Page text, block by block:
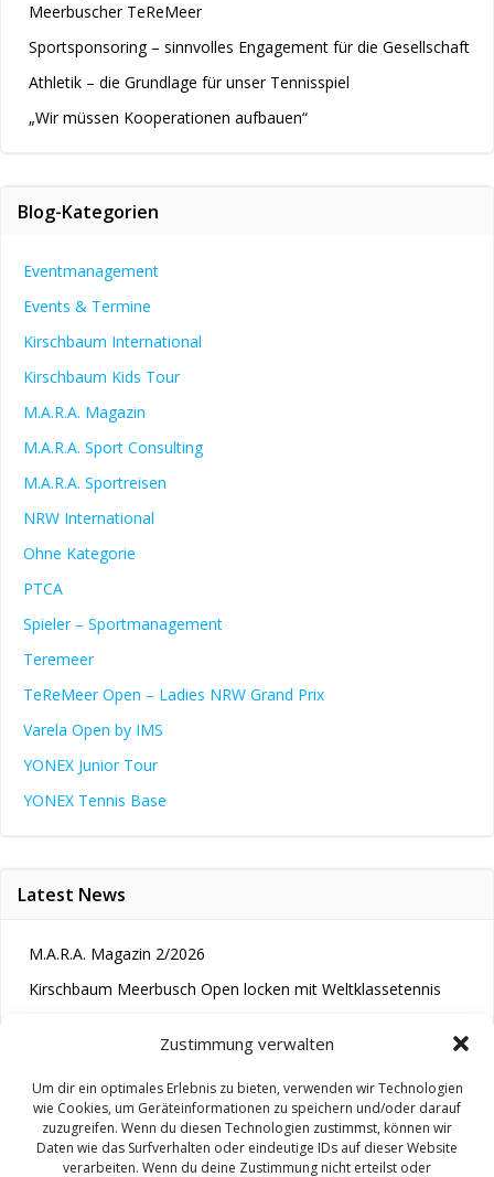
Zustimmung verwalten
Um dir ein optimales Erlebnis zu bieten, verwenden wir Technologien
wie Cookies, um Geräteinformationen zu speichern und/oder darauf
zuzugreifen. Wenn du diesen Technologien zustimmst, können wir
Daten wie das Surfverhalten oder eindeutige IDs auf dieser Website
verarbeiten. Wenn du deine Zustimmung nicht erteilst oder
Meerbuscher TeReMeer
Sportsponsoring – sinnvolles Engagement für die Gesellschaft
Athletik – die Grundlage für unser Tennisspiel
„Wir müssen Kooperationen aufbauen“
Blog-Kategorien
Eventmanagement
Events & Termine
Kirschbaum International
Kirschbaum Kids Tour
M.A.R.A. Magazin
M.A.R.A. Sport Consulting
M.A.R.A. Sportreisen
NRW International
Ohne Kategorie
PTCA
Spieler – Sportmanagement
Teremeer
TeReMeer Open – Ladies NRW Grand Prix
Varela Open by IMS
YONEX Junior Tour
YONEX Tennis Base
Latest News
M.A.R.A. Magazin 2/2026
Kirschbaum Meerbusch Open locken mit Weltklassetennis